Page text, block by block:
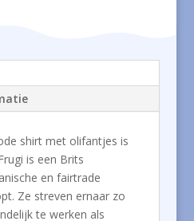
shirt met olifantjes is
is een Brits
en fairtrade
Ze streven ernaar zo
te werken als